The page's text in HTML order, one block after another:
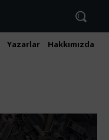
Yazarlar Hakkımızda